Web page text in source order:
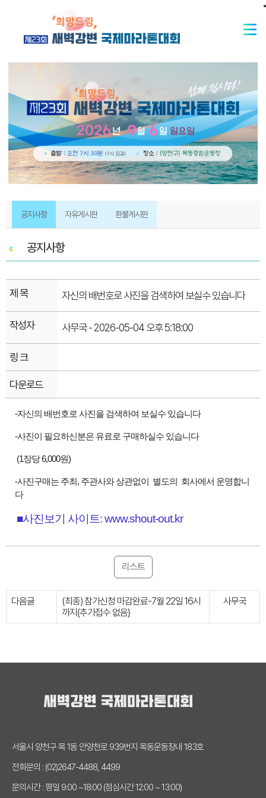
공지사항 자유게시판 환불게시판
공지사항
제 목 자신의 배번호로 사진을 검색하여 보실수 있습니다
작성자 사무국 - 2026-05-04 오후 5:18:00
링 크
다운로드
-자신의 배번호로 사진을 검색하여 보실수 있습니다
-사진이 필요하신분은 유료로 구매하실수 있습니다
(1장당 6,000원)
-사진구매는 주최, 주관사와 상관없이 별도의 회사에서 운영합니
다
■사진보기 사이트:www.shout-out.kr
리스트
다음글
(최종) 참가신청 마감완료-7월 22일 16시
까지{추가접수 없음}
사무국
서울시 양천구 목 1동 안양천로 939번지 목동운동장내 183호
전화문의 : (02)2647-4488, 4499
문의시간 : 평일 9:00 ~18:00 (점심시간 12:00 ~ 13:00)